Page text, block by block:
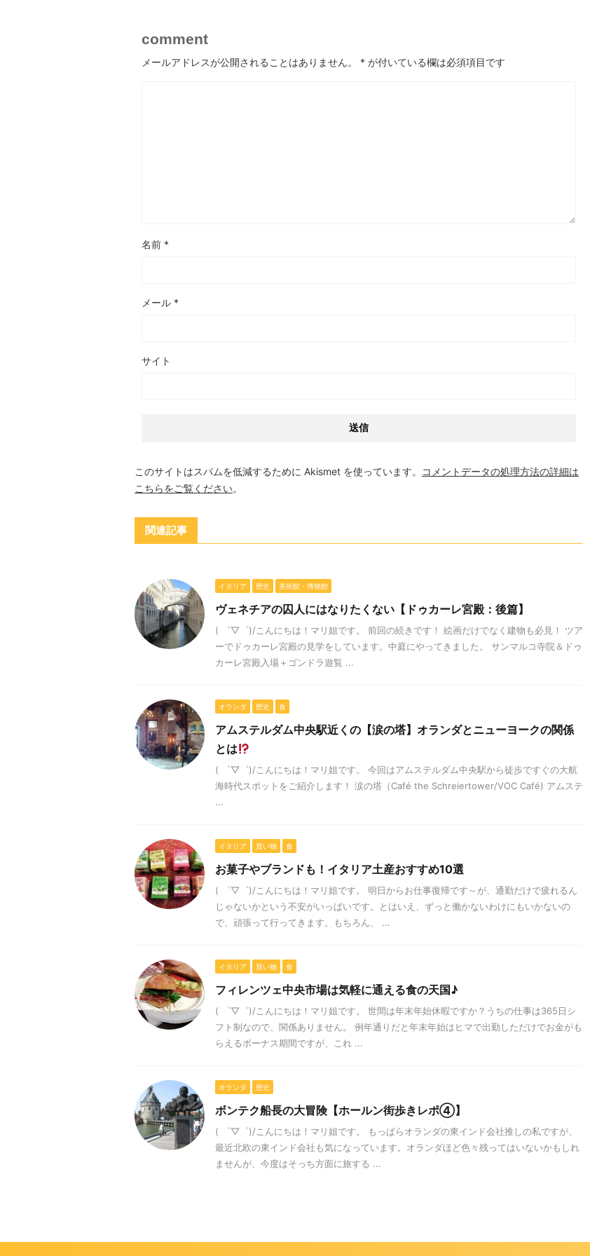
comment
メールアドレスが公開されることはありません。 * が付いている欄は必須項目です
名前 *
メール *
サイト
このサイトはスパムを低減するために Akismet を使っています。
コメントデータの処理方法の詳細は
こちらをご覧ください。
関連記事
イタリア 歴史 美術館・博物館
ヴェネチアの囚人にはなりたくない【ドゥカーレ宮殿：後篇】
( ゜▽゜)/こんにちは！マリ姐です。 前回の続きです！ 絵画だけでなく建物も必見！ ツア
ーでドゥカーレ宮殿の見学をしています。中庭にやってきました。 サンマルコ寺院＆ドゥ
カーレ宮殿入場＋ゴンドラ遊覧 ...
オランダ 歴史 食
アムステルダム中央駅近くの【涙の塔】オランダとニューヨークの関係
とは
( ゜▽゜)/こんにちは！マリ姐です。 今回はアムステルダム中央駅から徒歩ですぐの大航
海時代スポットをご紹介します！ 涙の塔（Café the Schreiertower/VOC Café) アムステ
...
イタリア 買い物 食
お菓子やブランドも！イタリア土産おすすめ10選
( ゜▽゜)/こんにちは！マリ姐です。 明日からお仕事復帰です～が、通勤だけで疲れるん
じゃないかという不安がいっぱいです。とはいえ、ずっと働かないわけにもいかないの
で、頑張って行ってきます。もちろん、 ...
イタリア 買い物 食
フィレンツェ中央市場は気軽に通える食の天国♪
( ゜▽゜)/こんにちは！マリ姐です。 世間は年末年始休暇ですか？うちの仕事は365日シ
フト制なので、関係ありません。 例年通りだと年末年始はヒマで出勤しただけでお金がも
らえるボーナス期間ですが、これ ...
オランダ 歴史
ボンテク船長の大冒険【ホールン街歩きレポ④】
( ゜▽゜)/こんにちは！マリ姐です。 もっぱらオランダの東インド会社推しの私ですが、
最近北欧の東インド会社も気になっています。オランダほど色々残ってはいないかもしれ
ませんが、今度はそっち方面に旅する ...